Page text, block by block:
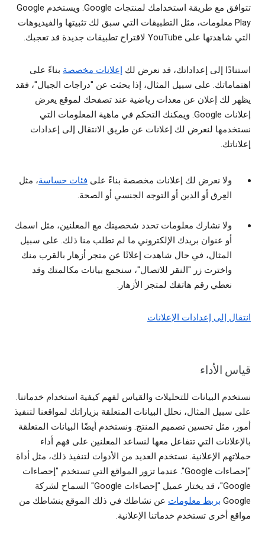
تتوافق مع طريقة استخدامك لمنتجات Google. ويستخدم Google
Play معلومات، مثل التطبيقات التي سبق لك تثبيتها والفيديوهات
التي شاهدتها على YouTube لاقتراح تطبيقات جديدة قد تعجبك.
استنادًا إلى إعداداتك، قد نعرض لك إعلانات مخصصة بناءً على
اهتماماتك. على سبيل المثال، إذا بحثت عن "دراجات الجبال"، فقد
يظهر لك إعلان عن معدات رياضية عند تصفحك لموقع يعرض
إعلانات Google. ويمكنك التحكم في ماهية المعلومات التي
نستخدمها لنعرض لك إعلانات عن طريق الانتقال إلى إعدادات
إعلاناتك.
ولا نعرض لك إعلانات مخصصة بناءً على فئات حساسة، مثل
العِرق أو الدين أو التوجه الجنسي أو الصحة.
ولا نشارك معلومات تحدد شخصيتك مع المعلنين، مثل اسمك
أو عنوان بريدك الإلكتروني ما لم تطلب منا ذلك. على سبيل
المثال، في حال شاهدت إعلانًا عن متجر أزهار بالقرب منك
واخترت زر "النقر للاتصال"، سنجمع بيانات مكالمتك وقد
نعطي رقم هاتفك لمتجر الأزهار.
انتقال إلى إعدادات الإعلانات
قياس الأداء
نستخدم البيانات للتحليلات والقياس لفهم كيفية استخدام خدماتنا.
على سبيل المثال، نحلل البيانات المتعلقة بزياراتك لمواقعنا لتنفيذ
أمور، مثل تحسين تصميم المنتج. ونستخدم أيضًا البيانات المتعلقة
بالإعلانات التي تتفاعل معها لنساعد المعلنين على فهم أداء
حملاتهم الإعلانية. نستخدم العديد من الأدوات لتنفيذ ذلك، مثل أداة
"إحصاءات Google". عندما تزور المواقع التي تستخدم "إحصاءات
Google"، قد يختار عميل "إحصاءات Google" السماح لشركة
Google بربط معلومات عن نشاطك في ذلك الموقع بنشاطك من
مواقع أخرى تستخدم خدماتنا الإعلانية.